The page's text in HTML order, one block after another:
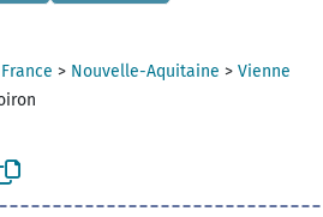
> Nouvelle-Aquitaine >Vienne